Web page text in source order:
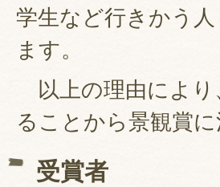
学生など行きかう
ます。
以上の理由により
ることから景観賞
受賞者